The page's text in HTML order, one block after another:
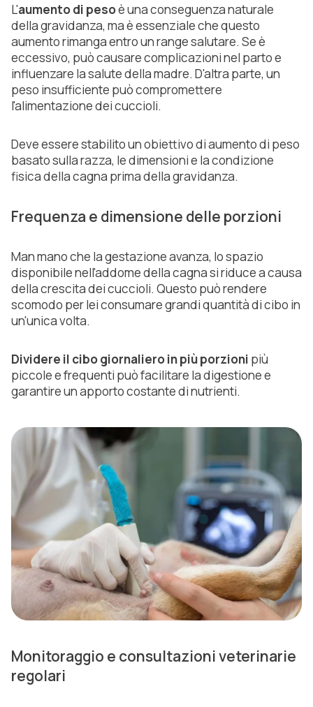
L'aumento di pesoè una conseguenza naturale
della gravidanza, ma è essenziale che questo
aumento rimanga entro un range salutare. Se è
eccessivo, può causare complicazioni nel parto e
influenzare la salute della madre. D'altra parte, un
peso insufficiente può compromettere
l'alimentazione dei cuccioli.
Deve essere stabilito un obiettivo di aumento di peso
basato sulla razza, le dimensioni e la condizione
fisica della cagna prima della gravidanza.
Frequenza e dimensione delle porzioni
Man mano che la gestazione avanza, lo spazio
disponibile nell'addome della cagna si riduce a causa
della crescita dei cuccioli. Questo può rendere
scomodo per lei consumare grandi quantità di cibo in
un'unica volta.
Dividere il cibo giornaliero in più porzioni più
piccole e frequenti può facilitare la digestione e
garantire un apporto costante di nutrienti.
Monitoraggio e consultazioni veterinarie
regolari